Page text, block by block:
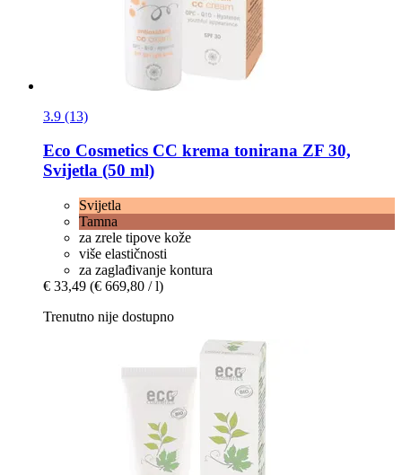
3.9 (13)
Eco Cosmetics CC krema tonirana ZF 30,
Svijetla (50 ml)
Svijetla
Tamna
za zrele tipove kože
više elastičnosti
za zaglađivanje kontura
€ 33,49 (€ 669,80 / l)
Trenutno nije dostupno